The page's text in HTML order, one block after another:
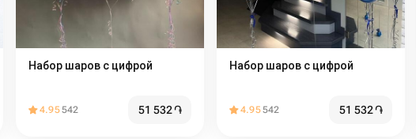
Набор шаров с цифрой
4.95542 51 532֏
Набор шаров с цифрой
4.95542 51 532֏